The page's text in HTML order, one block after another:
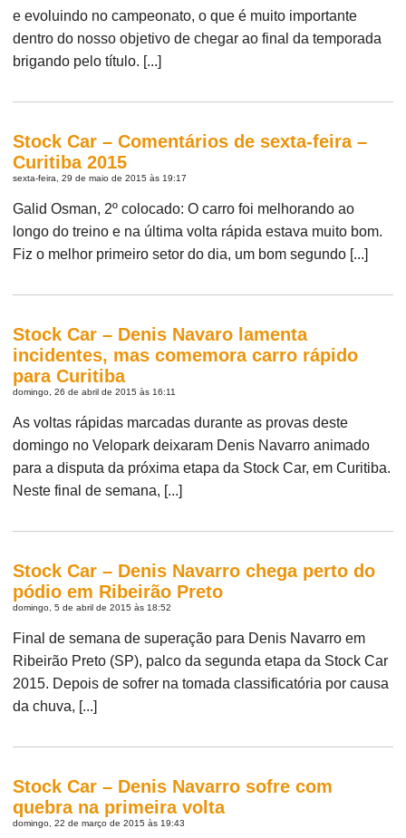
e evoluindo no campeonato, o que é muito importante
dentro do nosso objetivo de chegar ao final da temporada
brigando pelo título. [...]
Stock Car – Comentários de sexta-feira –
Curitiba 2015
sexta-feira, 29 de maio de 2015 às 19:17
Galid Osman, 2º colocado: O carro foi melhorando ao
longo do treino e na última volta rápida estava muito bom.
Fiz o melhor primeiro setor do dia, um bom segundo [...]
Stock Car – Denis Navaro lamenta
incidentes, mas comemora carro rápido
para Curitiba
domingo, 26 de abril de 2015 às 16:11
As voltas rápidas marcadas durante as provas deste
domingo no Velopark deixaram Denis Navarro animado
para a disputa da próxima etapa da Stock Car, em Curitiba.
Neste final de semana, [...]
Stock Car – Denis Navarro chega perto do
pódio em Ribeirão Preto
domingo, 5 de abril de 2015 às 18:52
Final de semana de superação para Denis Navarro em
Ribeirão Preto (SP), palco da segunda etapa da Stock Car
2015. Depois de sofrer na tomada classificatória por causa
da chuva, [...]
Stock Car – Denis Navarro sofre com
quebra na primeira volta
domingo, 22 de março de 2015 às 19:43